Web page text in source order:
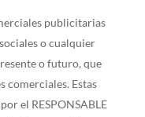
publicitarias
o cualquier
o futuro, que
comerciales. Estas
el RESPONSABLE